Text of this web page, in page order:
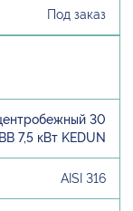
Под заказ
30
7,5 кВт KEDUN
AISI 316